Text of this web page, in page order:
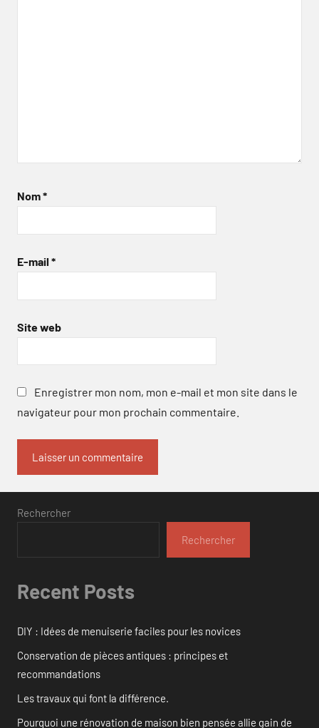
Nom*
E-mail *
Site web
Enregistrer mon nom, mon e-mail et mon site dans le
navigateur pour mon prochain commentaire.
Rechercher
Rechercher
Recent Posts
DIY : Idées de menuiserie faciles pour les novices
Conservation de pièces antiques : principes et
recommandations
Les travaux qui font la différence.
Pourquoi une rénovation de maison bien pensée allie gain de